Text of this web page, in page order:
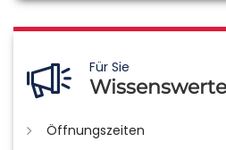
Für Sie
Öffnungszeiten